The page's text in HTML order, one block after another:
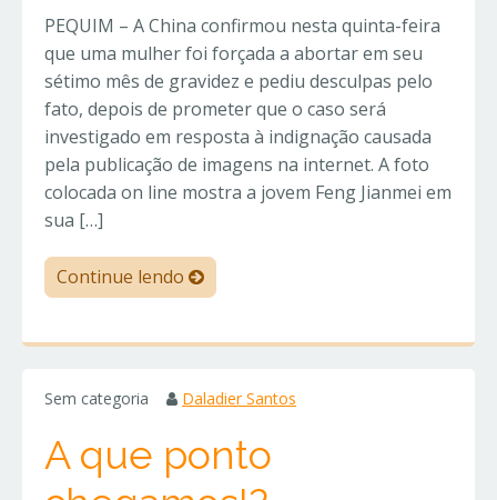
PEQUIM – A China confirmou nesta quinta-feira
que uma mulher foi forçada a abortar em seu
sétimo mês de gravidez e pediu desculpas pelo
fato, depois de prometer que o caso será
investigado em resposta à indignação causada
pela publicação de imagens na internet. A foto
colocada on line mostra a jovem Feng Jianmei em
sua […]
Continue lendo
Sem categoria Daladier Santos
A que ponto